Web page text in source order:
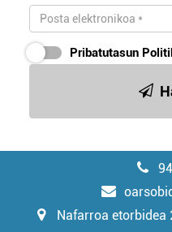
Pribatutasun
Nafarroa etorbidea